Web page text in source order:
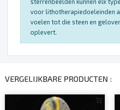
voor lithotherapiedoeleinden
voelen tot die steen en
oplevert.
VERGELIJKBARE PRODUCTEN :